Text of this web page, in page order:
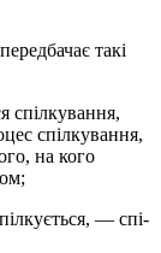
такі
спілкування,
спілкування,
на кого
— спі­